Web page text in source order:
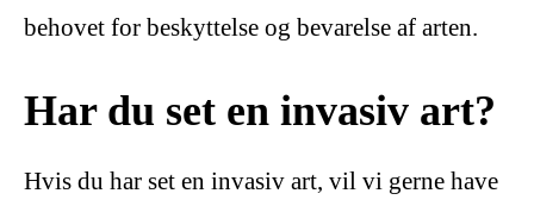
behovet for beskyttelse og bevarelse af arten.
Har du set en invasiv art?
Hvis du har set en invasiv art, vil vi gerne have